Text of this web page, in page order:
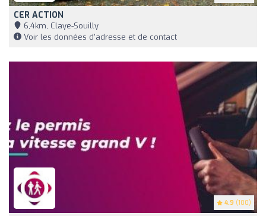
CER ACTION
6,4km, Claye-Souilly
Voir les données d'adresse et de contact
4.9 (100)